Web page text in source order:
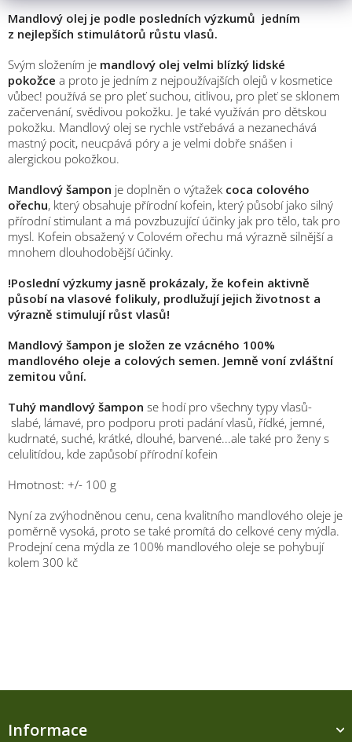
Mandlový olej je podle posledních výzkumů jedním
z nejlepších stimulátorů růstu vlasů.
Svým složením je mandlový olej velmi blízký lidské
pokožce a proto je jedním z nejpoužívajších olejů v kosmetice
vůbec! používá se pro pleť suchou, citlivou, pro pleť se sklonem
začervenání, svědivou pokožku. Je také využíván pro dětskou
pokožku. Mandlový olej se rychle vstřebává a nezanechává
mastný pocit, neucpává póry a je velmi dobře snášen i
alergickou pokožkou.
Mandlový šampon je doplněn o výtažek coca colového
ořechu, který obsahuje přírodní kofein, který působí jako silný
přírodní stimulant a má povzbuzující účinky jak pro tělo, tak pro
mysl. Kofein obsažený v Colovém ořechu má výrazně silnější a
mnohem dlouhodobější účinky.
!Poslední výzkumy jasně prokázaly, že kofein aktivně
působí na vlasové folikuly, prodlužují jejich životnost a
výrazně stimulují růst vlasů!
Mandlový šampon je složen ze vzácného 100%
mandlového oleje a colových semen. Jemně voní zvláštní
zemitou vůní.
Tuhý mandlový šampon se hodí pro všechny typy vlasů-
slabé, lámavé, pro podporu proti padání vlasů, řídké, jemné,
kudrnaté, suché, krátké, dlouhé, barvené...ale také pro ženy s
celulitídou, kde zapůsobí přírodní kofein
Hmotnost: +/- 100 g
Nyní za zvýhodněnou cenu, cena kvalitního mandlového oleje je
poměrně vysoká, proto se také promítá do celkové ceny mýdla.
Prodejní cena mýdla ze 100% mandlového oleje se pohybují
kolem 300 kč
Informace